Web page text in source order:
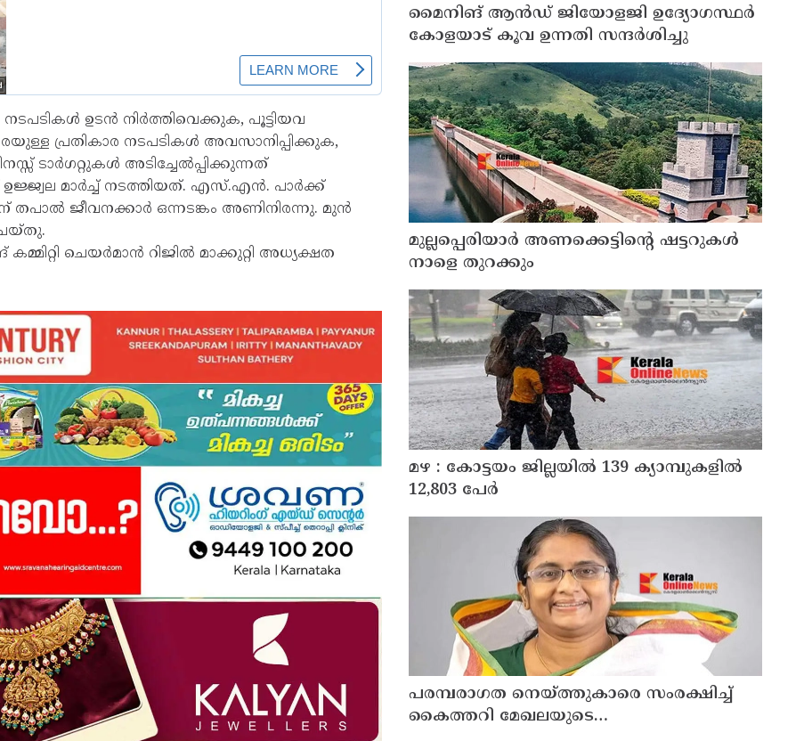
ഉടൻ നിർത്തിവെക്കുക, പൂട്ടിയവ
പ്രതികാര നടപടികൾ അവസാനിപ്പിക്കുക,
ടാർഗറ്റുകൾ അടിച്ചേൽപ്പിക്കുന്നത്
മാർച്ച് നടത്തിയത്. എസ്.എൻ. പാർക്ക്
തപാൽ ജീവനക്കാർ ഒന്നടങ്കം അണിനിരന്നു. മുൻ
ചെയർമാൻ റിജിൽ മാക്കുറ്റി അധ്യക്ഷത
മൈനിങ് ആൻഡ്​ ജിയോളജി ഉദ്യോഗസ്ഥർ
കോളയാട് കൂവ ഉന്നതി സന്ദർശിച്ചു
മുല്ലപ്പെരിയാർ അണക്കെട്ടിന്റെ ഷട്ടറുകൾ
നാളെ തുറക്കും
മഴ : കോട്ടയം ജില്ലയിൽ 139 ക്യാമ്പുകളിൽ
12,803 പേര്‍
പരമ്പരാഗത നെയ്ത്തുകാരെ സംരക്ഷിച്ച്
കൈത്തറി മേഖലയുടെ